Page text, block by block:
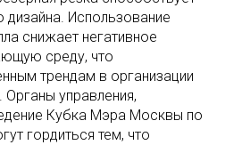
дизайна. Использование
снижает негативное
среду, что
трендам в организации
управления,
Кубка Мэра Москвы по
гордиться тем, что